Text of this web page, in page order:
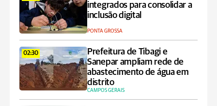
integrados para consolidar a
inclusão digital
PONTA GROSSA
02:30
Prefeitura de Tibagi e
Sanepar ampliam rede de
abastecimento de água em
distrito
CAMPOS GERAIS